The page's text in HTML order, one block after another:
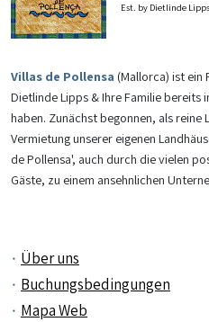
Est. by Dietlinde
Villas de Pollensa (Mallorca) ist ein
Dietlinde Lipps & Ihre Familie bereits
haben. Zunächst begonnen, als reine
Vermietung unserer eigenen
de Pollensa', auch durch die vielen
Gäste, zu einem ansehnlichen
Über uns
Buchungsbedingungen
Mapa Web